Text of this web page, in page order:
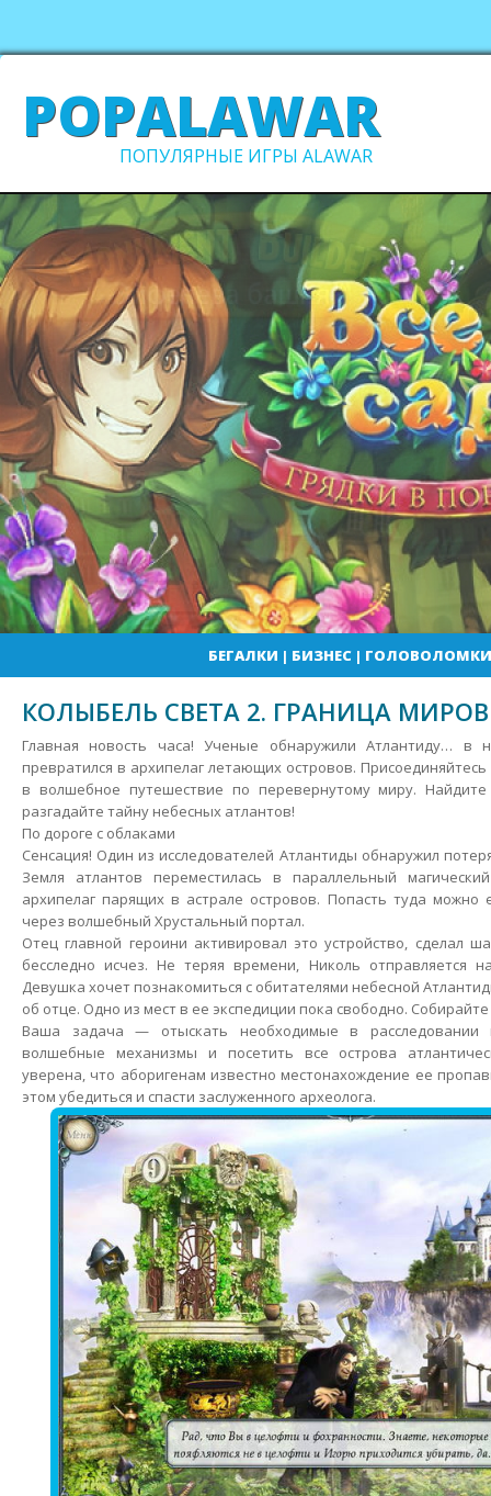
POPALAWAR
ПОПУЛЯРНЫЕ ИГРЫ ALAWAR
БЕГАЛКИ | БИЗНЕС| ГОЛОВОЛОМКИ
КОЛЫБЕЛЬ СВЕТА 2. ГРАНИЦА МИРОВ
Главная новость часа! Ученые обнаружили Атлантиду… в
превратился в архипелаг летающих островов.
в волшебное путешествие по перевернутому миру.
разгадайте тайну небесных атлантов!
По дороге с облаками
Сенсация! Один из исследователей Атлантиды обнаружил
Земля атлантов переместилась в параллельный
архипелаг парящих в астрале островов. Попасть туда
через волшебный Хрустальный портал.
Отец главной героини активировал это устройство, сделал
бесследно исчез. Не теряя времени, Николь отправляется
Девушка хочет познакомиться с обитателями небесной
об отце. Одно из мест в ее экспедиции пока свободно.
Ваша задача — отыскать необходимые в расследовании
волшебные механизмы и посетить все острова
уверена, что аборигенам известно местонахождение ее
этом убедиться и спасти заслуженного археолога.